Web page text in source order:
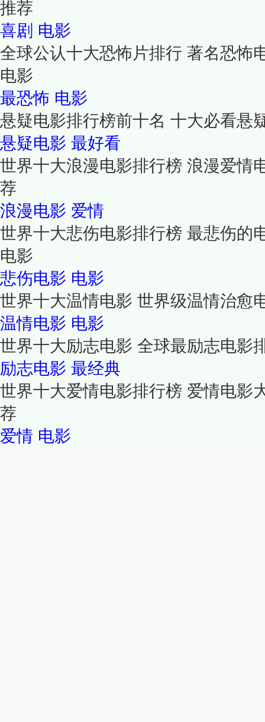
推荐
喜剧 电影
全球公认十大恐怖片排行 著名恐怖
电影
最恐怖 电影
悬疑电影排行榜前十名 十大必看悬
悬疑电影 最好看
世界十大浪漫电影排行榜 浪漫爱情
荐
浪漫电影 爱情
世界十大悲伤电影排行榜 最悲伤的
电影
悲伤电影 电影
世界十大温情电影 世界级温情治愈
温情电影 电影
世界十大励志电影 全球最励志电影
励志电影 最经典
世界十大爱情电影排行榜 爱情电影
荐
爱情 电影